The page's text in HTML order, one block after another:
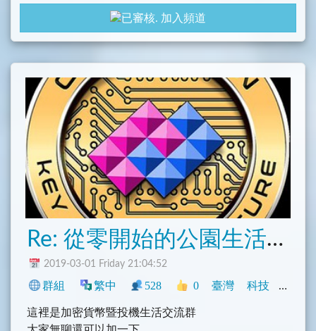
加入頻道
Re: 從零開始的公園生活交流群
2019-03-01 Friday 21:04:52
群組 繁中 528 0 臺灣 科技 社群
這裡是加密貨幣暨投機生活交流群